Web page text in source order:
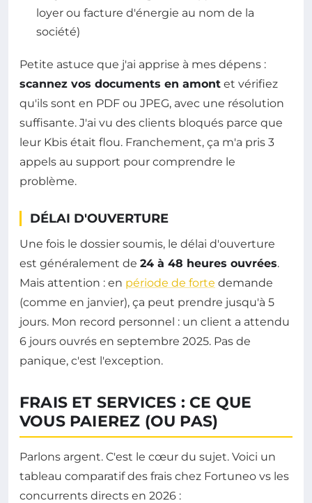
loyer ou facture d'énergie au nom de la
société)
Petite astuce que j'ai apprise à mes dépens :
scannez vos documents en amont et vérifiez
qu'ils sont en PDF ou JPEG, avec une résolution
suffisante. J'ai vu des clients bloqués parce que
leur Kbis était flou. Franchement, ça m'a pris 3
appels au support pour comprendre le
problème.
DÉLAI D'OUVERTURE
Une fois le dossier soumis, le délai d'ouverture
est généralement de 24 à 48 heures ouvrées.
Mais attention : en période de forte demande
(comme en janvier), ça peut prendre jusqu'à 5
jours. Mon record personnel : un client a attendu
6 jours ouvrés en septembre 2025. Pas de
panique, c'est l'exception.
FRAIS ET SERVICES : CE QUE
VOUS PAIEREZ (OU PAS)
Parlons argent. C'est le cœur du sujet. Voici un
tableau comparatif des frais chez Fortuneo vs les
concurrents directs en 2026 :